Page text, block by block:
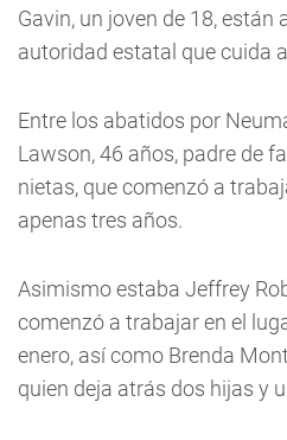
Gavin, un joven de 18, están
autoridad estatal que cuida
Entre los abatidos por
Lawson, 46 años, padre de
nietas, que comenzó a
apenas tres años.
Asimismo estaba Jeffrey
comenzó a trabajar en el
enero, así como Brenda
quien deja atrás dos hijas y